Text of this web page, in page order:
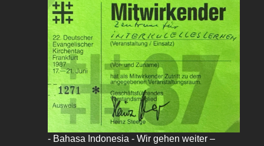
- Bahasa Indonesia - Wir gehen weiter –